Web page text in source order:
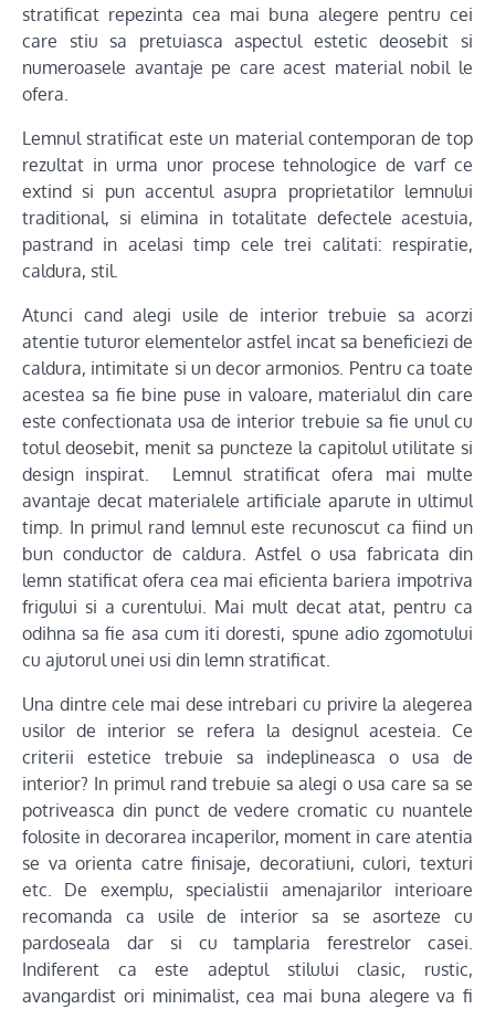
stratificat repezinta cea mai buna alegere pentru cei
care stiu sa pretuiasca aspectul estetic deosebit si
numeroasele avantaje pe care acest material nobil le
ofera.
Lemnul stratificat este un material contemporan de top
rezultat in urma unor procese tehnologice de varf ce
extind si pun accentul asupra proprietatilor lemnului
traditional, si elimina in totalitate defectele acestuia,
pastrand in acelasi timp cele trei calitati: respiratie,
caldura, stil.
Atunci cand alegi usile de interior trebuie sa acorzi
atentie tuturor elementelor astfel incat sa beneficiezi de
caldura, intimitate si un decor armonios. Pentru ca toate
acestea sa fie bine puse in valoare, materialul din care
este confectionata usa de interior trebuie sa fie unul cu
totul deosebit, menit sa puncteze la capitolul utilitate si
design inspirat. Lemnul stratificat ofera mai multe
avantaje decat materialele artificiale aparute in ultimul
timp. In primul rand lemnul este recunoscut ca fiind un
bun conductor de caldura. Astfel o usa fabricata din
lemn statificat ofera cea mai eficienta bariera impotriva
frigului si a curentului. Mai mult decat atat, pentru ca
odihna sa fie asa cum iti doresti, spune adio zgomotului
cu ajutorul unei usi din lemn stratificat.
Una dintre cele mai dese intrebari cu privire la alegerea
usilor de interior se refera la designul acesteia. Ce
criterii estetice trebuie sa indeplineasca o usa de
interior? In primul rand trebuie sa alegi o usa care sa se
potriveasca din punct de vedere cromatic cu nuantele
folosite in decorarea incaperilor, moment in care atentia
se va orienta catre finisaje, decoratiuni, culori, texturi
etc. De exemplu, specialistii amenajarilor interioare
recomanda ca usile de interior sa se asorteze cu
pardoseala dar si cu tamplaria ferestrelor casei.
Indiferent ca este adeptul stilului clasic, rustic,
avangardist ori minimalist, cea mai buna alegere va fi